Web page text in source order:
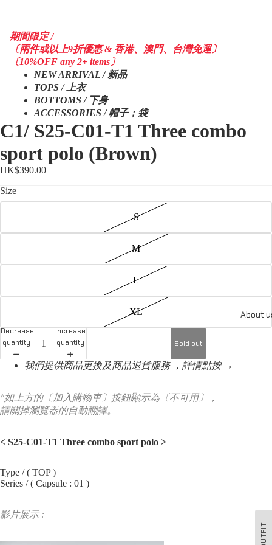
About
OUTFIT
期間限定 /
〔兩件或以上9折優惠 & 香港、澳門、台灣免運〕
〔10%OFF any 2+ items〕
NEW ARRIVAL / 新品
TOPS / 上衣
BOTTOMS / 下身
ACCESSORIES / 帽子；袋
C1/ S25-C01-T1 Three combo
sport polo (Brown)
HK$390.00
Size
S
M
L
XL
Decrease
quantity
Increase
quantity
Sold out
我們提供商品更換及商品退貨服務 ，詳情點按 →
^如上方的〔加入購物車〕按鈕顯示為〔不可用〕，
請關掉瀏覽器的自動翻譯。
< S25-C01-T1 Three combo sport polo >
Type / ( TOP )
Series / ( Capsule : 01 )
影片展示 :